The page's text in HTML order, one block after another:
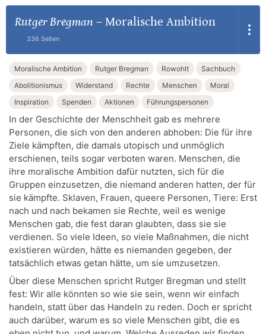
Rutger Bregman – Moralische Ambition
336 Seiten
Moralische Ambition Rutger Bregman Rowohlt
Sachbuch
Abolitionismus
Widerstand Rechte Menschen
Moral
Inspiration
Spenden Aktionen Führungspersonen
In der Geschichte der Menschheit gab es mehrere
Personen, die sich von den anderen abhoben: Die für ihre
Ziele kämpften, die damals utopisch und unmöglich
erschienen, teils sogar verboten waren. Menschen, die
ihre moralische Ambition dafür nutzten, sich für die
Gruppen einzusetzen, die niemand anderen hatten, der für
sie kämpfte. Sklaven, Frauen, queere Personen, Tiere: Erst
nach und nach bekamen sie Rechte, weil es wenige
Menschen gab, die fest daran glaubten, dass sie sie
verdienen. So viele Ideen, so viele Maßnahmen, die nicht
existieren würden, hätte es niemanden gegeben, der
tatsächlich etwas getan hätte, um sie umzusetzen.
Über diese Menschen spricht Rutger Bregman und stellt
fest: Wir alle könnten so wie sie sein, wenn wir einfach
handeln, statt über das Handeln zu reden. Doch er spricht
auch darüber, warum es so viele Menschen gibt, die es